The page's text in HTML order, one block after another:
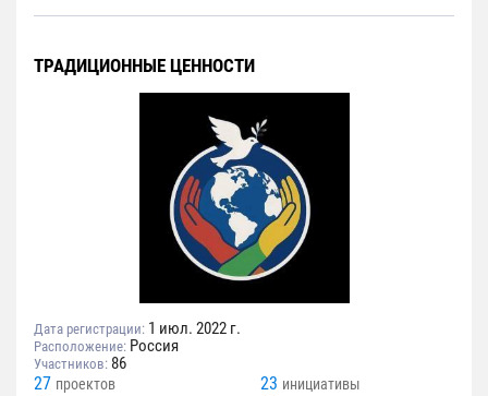
ТРАДИЦИОННЫЕ ЦЕННОСТИ
Дата регистрации: 1 июл. 2022 г.
Расположение: Россия
Участников: 86
27 проектов 23 инициативы